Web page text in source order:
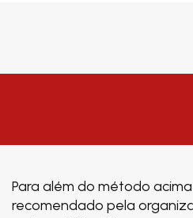
Para além do método
recomendado pela